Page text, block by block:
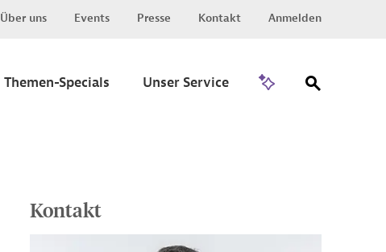
Über uns Events Presse Kontakt Anmelden
Themen-Specials Unser Service
Kontakt